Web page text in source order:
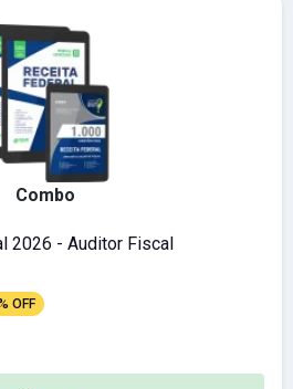
Combo
2026 - Auditor Fiscal
OFF